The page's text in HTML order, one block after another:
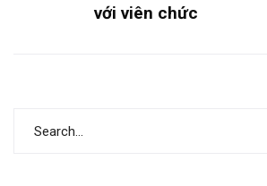
với viên chức